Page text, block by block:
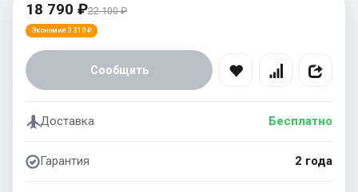
18 790 ₽22 100 ₽
Экономия 3 310 ₽
Сообщить
Доставка Бесплатно
Гарантия 2 года